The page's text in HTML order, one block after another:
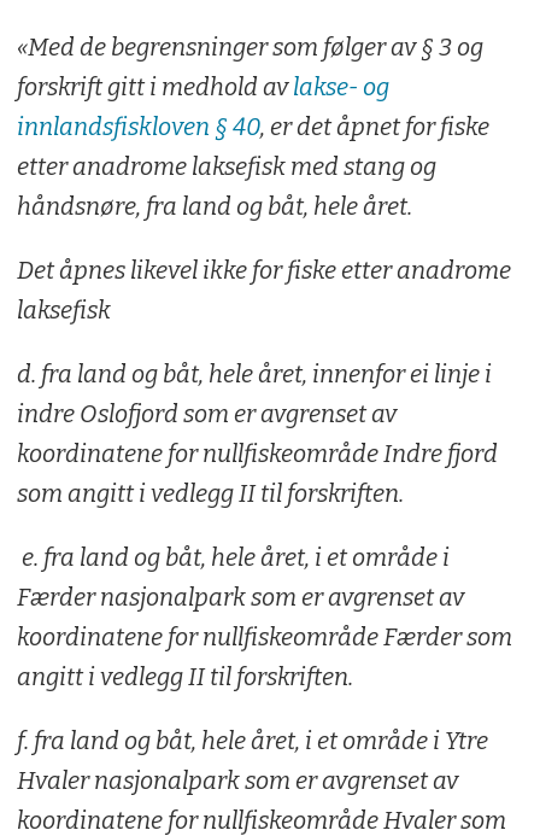
«Med de begrensninger som følger av § 3 og
forskrift gitt i medhold avlakse- og
innlandsfiskloven § 40, er det åpnet for fiske
etter anadrome laksefisk med stang og
håndsnøre, fra land og båt, hele året.
Det åpnes likevel ikke for fiske etter anadrome
laksefisk
d. fra land og båt, hele året, innenfor ei linje i
indre Oslofjord som er avgrenset av
koordinatene for nullfiskeområde Indre fjord
som angitt i vedlegg II til forskriften.
e. fra land og båt, hele året, i et område i
Færder nasjonalpark som er avgrenset av
koordinatene for nullfiskeområde Færder som
angitt i vedlegg II til forskriften.
f. fra land og båt, hele året, i et område i Ytre
Hvaler nasjonalpark som er avgrenset av
koordinatene for nullfiskeområde Hvaler som